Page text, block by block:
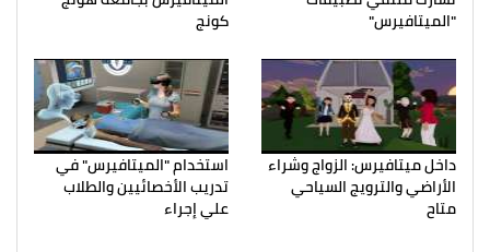
"الميتافيرس" كونج
داخل ميتافيرس: الزواج وشراء
الأراضي والترويج السياحي
متاح
استخدام "الميتافيرس" في
تدريب الأخصائيين والطلاب
علي إجراء